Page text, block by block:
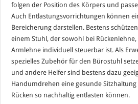
folgen der Position des Körpers und
Auch Entlastungsvorrichtungen können
Bereicherung darstellen. Bestens
einem Stuhl, der sowohl bei
Armlehne individuell steuerbar ist. Als
spezielles Zubehör für den Bürostuhl
und andere Helfer sind bestens dazu
Handumdrehen eine gesunde
Rücken so nachhaltig entlasten können.